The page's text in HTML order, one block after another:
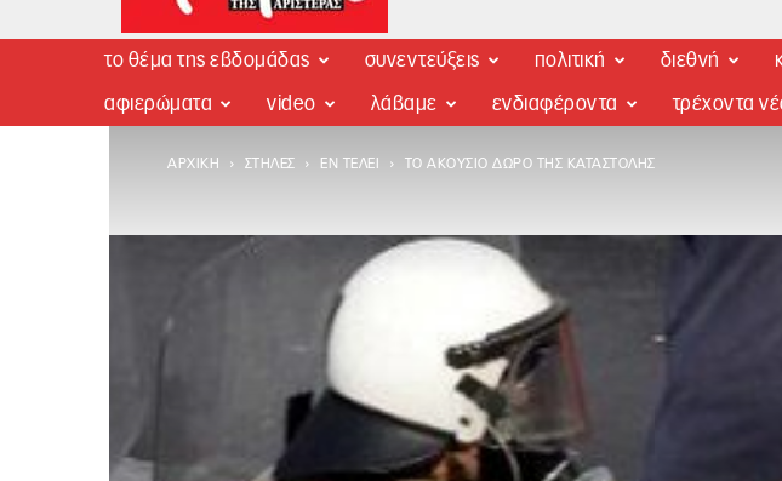
το θέμα της εβδομάδας συνεντεύξεις πολιτική διεθνή
αφιερώματα video λάβαμε ενδιαφέροντα τρέχοντα
ΑΡΧΙΚΉ ΣΤΉΛΕΣ ΕΝ ΤΈΛΕΙ ΤΟ ΑΚΟΎΣΙΟ ΔΏΡΟ ΤΗΣ ΚΑΤΑΣΤΟΛΉΣ